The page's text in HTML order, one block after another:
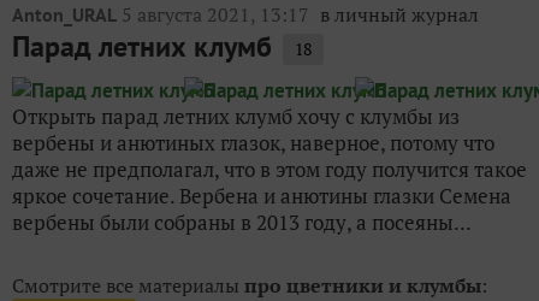
Anton_URAL 5 августа 2021, 13:17 в личный журнал
Парад летних клумб 18
Открыть парад летних клумб хочу с клумбы из
вербены и анютиных глазок, наверное, потому что
даже не предполагал, что в этом году получится такое
яркое сочетание. Вербена и анютины глазки Семена
вербены были собраны в 2013 году, а посеяны...
Смотрите все материалы про цветники и клумбы: